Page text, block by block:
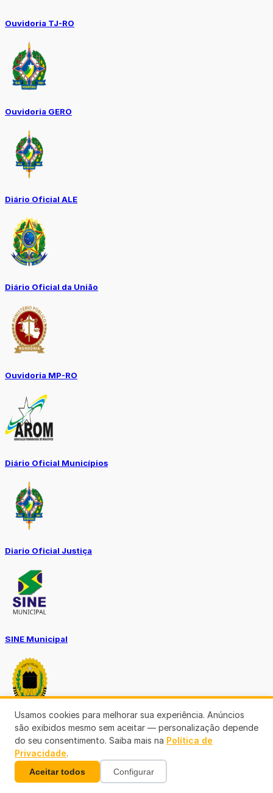
Ouvidoria TJ-RO
Ouvidoria GERO
Diário Oficial ALE
Diário Oficial da União
Ouvidoria MP-RO
Diário Oficial Municípios
Diario Oficial Justiça
SINE Municipal
Transparência Porto Velho
Usamos cookies para melhorar sua experiência. Anúncios
são exibidos mesmo sem aceitar — personalização depende
do seu consentimento. Saiba mais na Política de
Privacidade.
Aceitar todos Configurar